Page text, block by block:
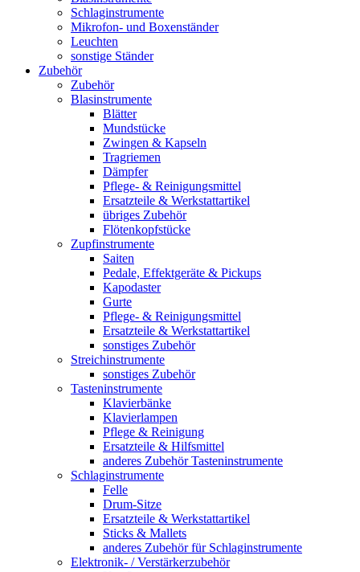
Schlaginstrumente
Mikrofon- und Boxenständer
Leuchten
sonstige Ständer
Zubehör
Zubehör
Blasinstrumente
Blätter
Mundstücke
Zwingen & Kapseln
Tragriemen
Dämpfer
Pflege- & Reinigungsmittel
Ersatzteile & Werkstattartikel
übriges Zubehör
Flötenkopfstücke
Zupfinstrumente
Saiten
Pedale, Effektgeräte & Pickups
Kapodaster
Gurte
Pflege- & Reinigungsmittel
Ersatzteile & Werkstattartikel
sonstiges Zubehör
Streichinstrumente
sonstiges Zubehör
Tasteninstrumente
Klavierbänke
Klavierlampen
Pflege & Reinigung
Ersatzteile & Hilfsmittel
anderes Zubehör Tasteninstrumente
Schlaginstrumente
Felle
Drum-Sitze
Ersatzteile & Werkstattartikel
Sticks & Mallets
anderes Zubehör für Schlaginstrumente
Elektronik- / Verstärkerzubehör